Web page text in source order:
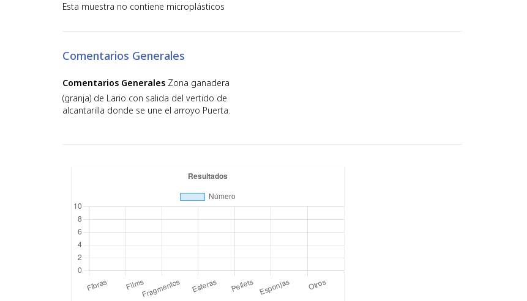
Esta muestra no contiene microplásticos
Comentarios Generales
Comentarios Generales Zona ganadera
(granja) de Lario con salida del vertido de
alcantarilla donde se une el arroyo Puerta.